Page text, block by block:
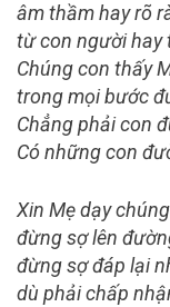
âm thầm hay rõ
từ con người hay
Chúng con thấy
trong mọi bước
Chẳng phải con
Có những con
Xin Mẹ dạy
đừng sợ lên
đừng sợ đáp lại
dù phải chấp